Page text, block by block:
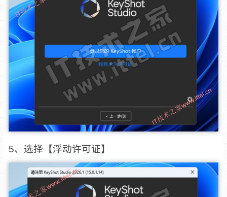
5、选择【浮动许可证】